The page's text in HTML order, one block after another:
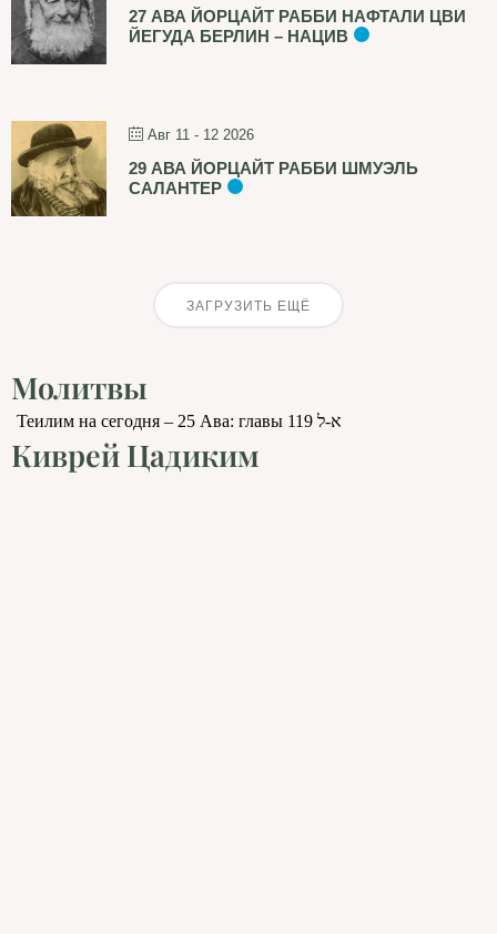
27 АВА ЙОРЦАЙТ РАББИ НАФТАЛИ ЦВИ
ЙЕГУДА БЕРЛИН – НАЦИВ
Авг 11 - 12 2026
29 АВА ЙОРЦАЙТ РАББИ ШМУЭЛЬ
САЛАНТЕР
ЗАГРУЗИТЬ ЕЩЁ
Молитвы
Теилим на сегодня – 25 Ава: главы 119 א-ל
Киврей Цадиким